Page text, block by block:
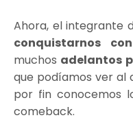
Ahora, el integrante
conquistarnos
muchos adelantos
que podíamos ver al
por fin conocemos
comeback.